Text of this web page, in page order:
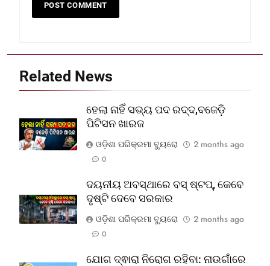
Related News
ହେଲା ନାହିଁ ସଭ୍ୟ ପଦ ରଦ୍ଦ,ବଜେଡ଼ି
ପିଟିସନ ଖାରଜ
ଓଡ଼ିଶା ପରିକ୍ରମା ବ୍ୟୁରୋ
2 months ago
0
ଦୟନୀୟ ଅବସ୍ଥାରେ ବସ୍‌ ଷ୍ଟପ୍‌, କେବେ
ଦୃଷ୍ଟି ଦେବେ ସରକାର
ଓଡ଼ିଶା ପରିକ୍ରମା ବ୍ୟୁରୋ
2 months ago
0
ଯୋଗ ଦ୍ଵାରା ନିରୋଗ ରହିବା: ନାଉଗାଁରେ